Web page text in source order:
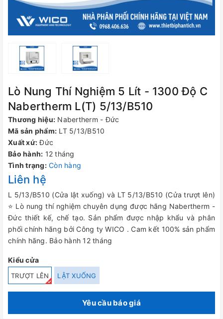
Lò Nung Thí Nghiệm 5 Lít - 1300 Độ C
Nabertherm L(T) 5/13/B510
Thương hiệu: Nabertherm - Đức
Mã sản phẩm: LT 5/13/B510
Xuất xứ: Đức
Bảo hành: 12 tháng
Tình trạng: Còn hàng
Liên hệ
L 5/13/B510 (Cửa lật xuống) và LT 5/13/B510 (Cửa trượt lên)
⭐ Lò nung thí nghiệm chuyên dụng được hãng Nabertherm -
Đức thiết kế, chế tạo. Sản phẩm được nhập khẩu và phân
phối chính hãng bởi Công ty WICO . Cam kết 100% sản phẩm
chính hãng. Bảo hành 12 tháng
Kiểu cửa
TRƯỢT LÊN LẬT XUỐNG
Yêu cầu báo giá